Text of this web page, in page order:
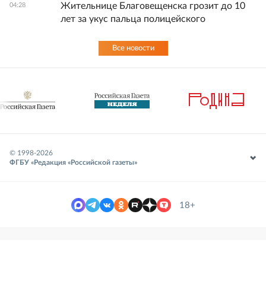
04:28
Жительнице Благовещенска грозит до 10
лет за укус пальца полицейского
Все новости
© 1998-2026
ФГБУ «Редакция «Российской газеты»
18+